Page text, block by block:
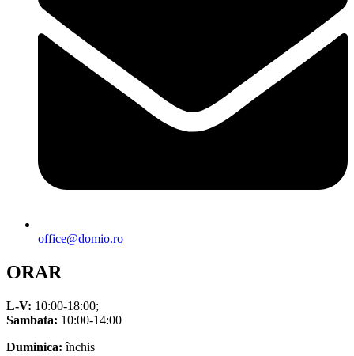
office@domio.ro
ORAR
L-V: 10:00-18:00;
Sambata: 10:00-14:00
Duminica: închis